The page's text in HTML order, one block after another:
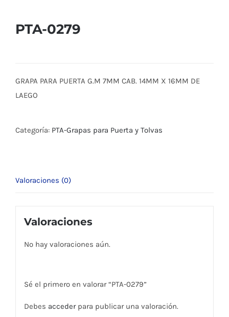
PTA-0279
GRAPA PARA PUERTA G.M 7MM CAB. 14MM X 16MM DE
LAEGO
Categoría: PTA-Grapas para Puerta y Tolvas
Valoraciones (0)
Valoraciones
No hay valoraciones aún.
Sé el primero en valorar “PTA-0279”
Debes accederpara publicar una valoración.